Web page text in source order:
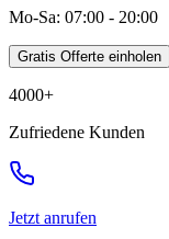
Mo-Sa: 07:00 - 20:00
Gratis Offerte einholen
4000+
Zufriedene Kunden
Jetzt anrufen